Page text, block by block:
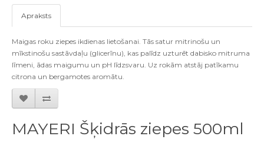
Apraksts
Maigas roku ziepes ikdienas lietošanai. Tās satur mitrinošu un
mīkstinošu sastāvdaļu (glicerīnu), kas palīdz uzturēt dabisko mitruma
līmeni, ādas maigumu un pH līdzsvaru. Uz rokām atstāj patīkamu
citrona un bergamotes aromātu.
MAYERI Šķidrās ziepes 500ml